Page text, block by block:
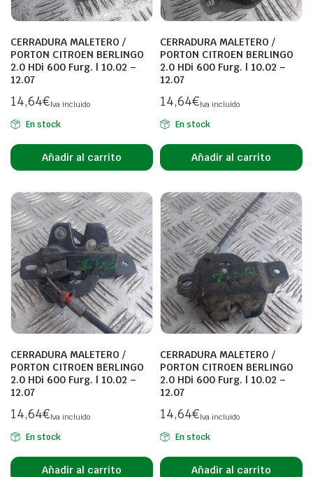
CERRADURA MALETERO /
PORTON CITROEN BERLINGO
2.0 HDi 600 Furg. | 10.02 –
12.07
14,64€Iva incluido
En stock
Añadir al carrito
CERRADURA MALETERO /
PORTON CITROEN BERLINGO
2.0 HDi 600 Furg. | 10.02 –
12.07
14,64€Iva incluido
En stock
Añadir al carrito
CERRADURA MALETERO /
PORTON CITROEN BERLINGO
2.0 HDi 600 Furg. | 10.02 –
12.07
14,64€Iva incluido
En stock
Añadir al carrito
CERRADURA MALETERO /
PORTON CITROEN BERLINGO
2.0 HDi 600 Furg. | 10.02 –
12.07
14,64€Iva incluido
En stock
Añadir al carrito